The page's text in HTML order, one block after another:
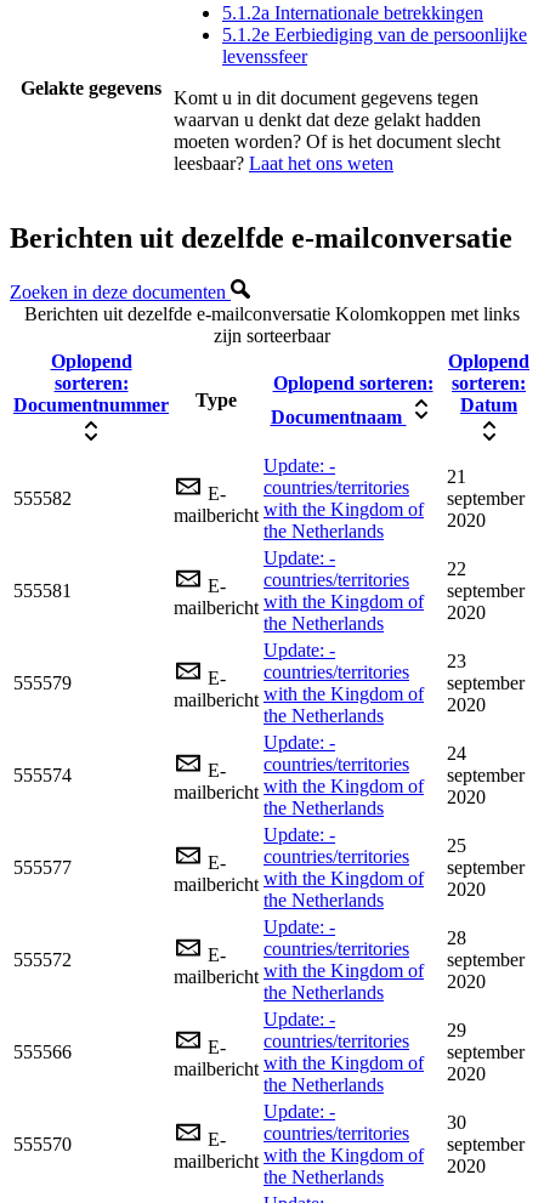
Gelakte gegevens
5.1.2a Internationale betrekkingen
5.1.2e Eerbiediging van de persoonlijke
levenssfeer
Komt u in dit document gegevens tegen
waarvan u denkt dat deze gelakt hadden
moeten worden? Of is het document slecht
leesbaar? Laat het ons weten
Berichten uit dezelfde e-mailconversatie
Zoeken in deze documenten
Berichten uit dezelfde e-mailconversatie Kolomkoppen met links
zijn sorteerbaar
Oplopend
sorteren:
Documentnummer
Type
Oplopend sorteren:
Documentnaam
Oplopend
sorteren:
Datum
555582
E-
mailbericht
Update: -
countries/territories
with the Kingdom of
the Netherlands
21
september
2020
555581
E-
mailbericht
Update: -
countries/territories
with the Kingdom of
the Netherlands
22
september
2020
555579
E-
mailbericht
Update: -
countries/territories
with the Kingdom of
the Netherlands
23
september
2020
555574
E-
mailbericht
Update: -
countries/territories
with the Kingdom of
the Netherlands
24
september
2020
555577
E-
mailbericht
Update: -
countries/territories
with the Kingdom of
the Netherlands
25
september
2020
555572
E-
mailbericht
Update: -
countries/territories
with the Kingdom of
the Netherlands
28
september
2020
555566
E-
mailbericht
Update: -
countries/territories
with the Kingdom of
the Netherlands
29
september
2020
555570
E-
mailbericht
Update: -
countries/territories
with the Kingdom of
the Netherlands
30
september
2020